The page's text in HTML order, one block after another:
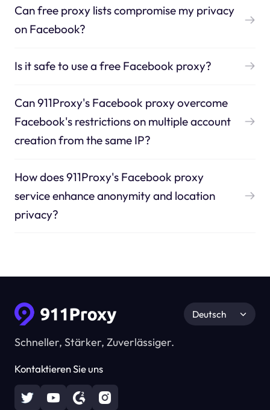
Can free proxy lists compromise my privacy
on Facebook?
Is it safe to use a free Facebook proxy?
Can 911Proxy's Facebook proxy overcome
Facebook's restrictions on multiple account
creation from the same IP?
How does 911Proxy's Facebook proxy
service enhance anonymity and location
privacy?
Schneller, Stärker, Zuverlässiger.
Kontaktieren Sie uns
Deutsch